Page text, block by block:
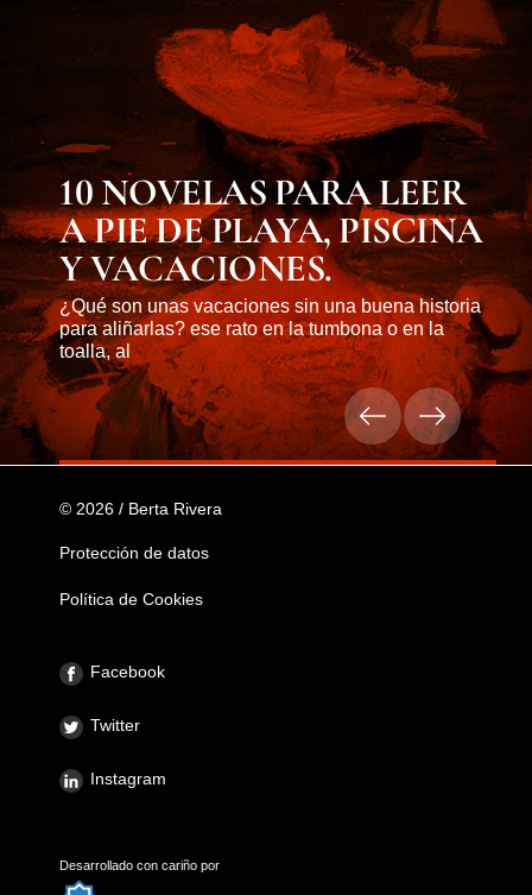
10 NOVELAS PARA LEER
A PIE DE PLAYA, PISCINA
Y VACACIONES.
¿Qué son unas vacaciones sin una buena historia
para aliñarlas? ese rato en la tumbona o en la
toalla, al
© 2026 / Berta Rivera
Protección de datos
Política de Cookies
Facebook
Twitter
Instagram
Desarrollado con cariño por